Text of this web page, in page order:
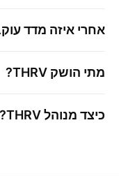
אחרי איזה מדד
מתי הושק THRV
?
כיצד מנוהלTHRV
?